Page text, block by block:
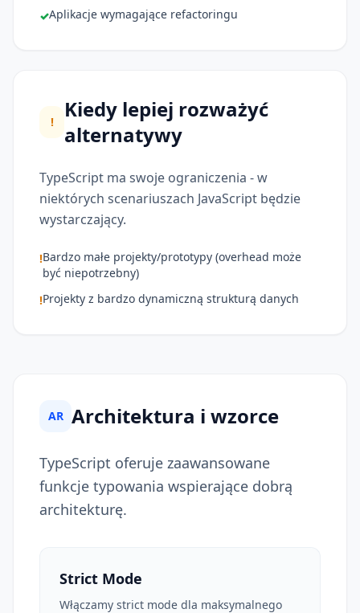
✓Aplikacje wymagające refactoringu
!
Kiedy lepiej rozważyć
alternatywy
TypeScript ma swoje ograniczenia - w
niektórych scenariuszach JavaScript będzie
wystarczający.
!Bardzo małe projekty/prototypy (overhead może
być niepotrzebny)
!Projekty z bardzo dynamiczną strukturą danych
AR Architektura i wzorce
TypeScript oferuje zaawansowane
funkcje typowania wspierające dobrą
architekturę.
Strict Mode
Włączamy strict mode dla maksymalnego